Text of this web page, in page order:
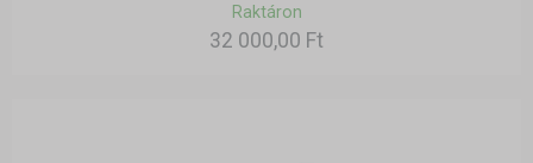
Raktáron
32 000,00 Ft